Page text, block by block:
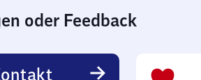
oder Feedback